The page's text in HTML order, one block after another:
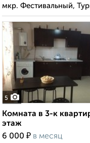
мкр. Фестивальный,
5
Комната в 3-к
этаж
6 000 ₽ в месяц